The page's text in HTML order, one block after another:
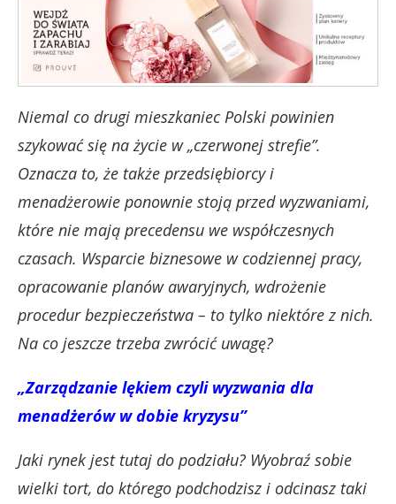
Niemal co drugi mieszkaniec Polski powinien
szykować się na życie w „czerwonej strefie”.
Oznacza to, że także przedsiębiorcy i
menadżerowie ponownie stoją przed wyzwaniami,
które nie mają precedensu we współczesnych
czasach. Wsparcie biznesowe w codziennej pracy,
opracowanie planów awaryjnych, wdrożenie
procedur bezpieczeństwa – to tylko niektóre z nich.
Na co jeszcze trzeba zwrócić uwagę?
„Zarządzanie lękiem czyli wyzwania dla
menadżerów w dobie kryzysu”
Jaki rynek jest tutaj do podziału? Wyobraź sobie
wielki tort, do którego podchodzisz i odcinasz taki